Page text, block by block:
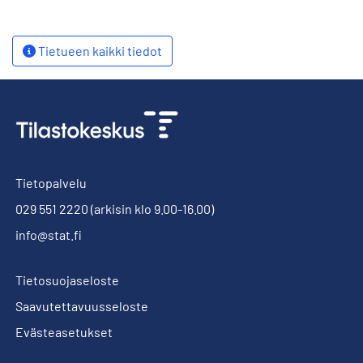
Tietueen kaikki tiedot
Tietopalvelu
029 551 2220 (arkisin klo 9.00-16.00)
info@stat.fi
Tietosuojaseloste
Saavutettavuusseloste
Evästeasetukset